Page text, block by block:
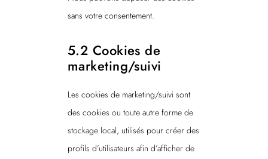
sans votre consentement.
5.2 Cookies de
marketing/suivi
Les cookies de marketing/suivi sont
des cookies ou toute autre forme de
stockage local, utilisés pour créer des
profils d’utilisateurs afin d’afficher de